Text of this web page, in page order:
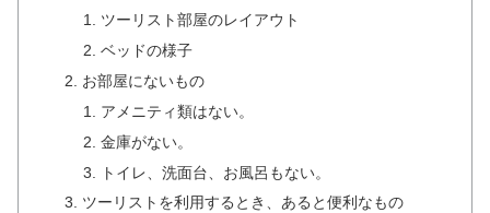
ツーリスト部屋のレイアウト
ベッドの様子
お部屋にないもの
アメニティ類はない。
金庫がない。
トイレ、洗面台、お風呂もない。
ツーリストを利用するとき、あると便利なもの